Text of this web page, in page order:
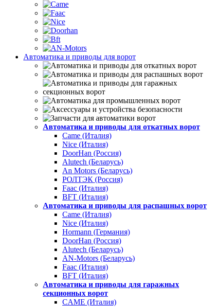
Автоматика и приводы для ворот
Автоматика и приводы для откатных ворот
Came (Италия)
Nice (Италия)
DoorHan (Россия)
Alutech (Беларусь)
An Motors (Беларусь)
РОЛТЭК (Россия)
Faac (Италия)
BFT (Италия)
Автоматика и приводы для распашных ворот
Came (Италия)
Nice (Италия)
Hormann (Германия)
DoorHan (Россия)
Alutech (Беларусь)
AN-Motors (Беларусь)
Faac (Италия)
BFT (Италия)
Автоматика и приводы для гаражных
секционных ворот
CAME (Италия)